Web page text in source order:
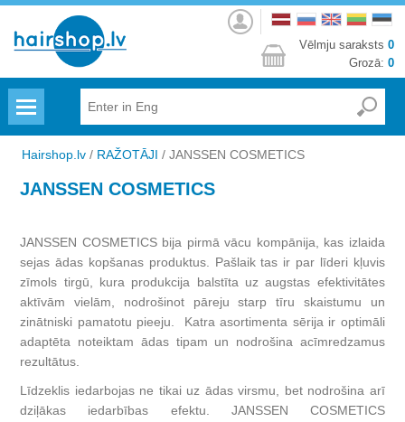
Autorizēties
Vēlmju saraksts 0
Grozā: 0
Hairshop.lv / RAŽOTĀJI / JANSSEN COSMETICS
JANSSEN COSMETICS
JANSSEN COSMETICS bija pirmā vācu kompānija, kas izlaida
sejas ādas kopšanas produktus. Pašlaik tas ir par līderi kļuvis
zīmols tirgū, kura produkcija balstīta uz augstas efektivitātes
aktīvām vielām, nodrošinot pāreju starp tīru skaistumu un
zinātniski pamatotu pieeju. Katra asortimenta sērija ir optimāli
adaptēta noteiktam ādas tipam un nodrošina acīmredzamus
rezultātus.
Līdzeklis iedarbojas ne tikai uz ādas virsmu, bet nodrošina arī
dziļākas iedarbības efektu. JANSSEN COSMETICS